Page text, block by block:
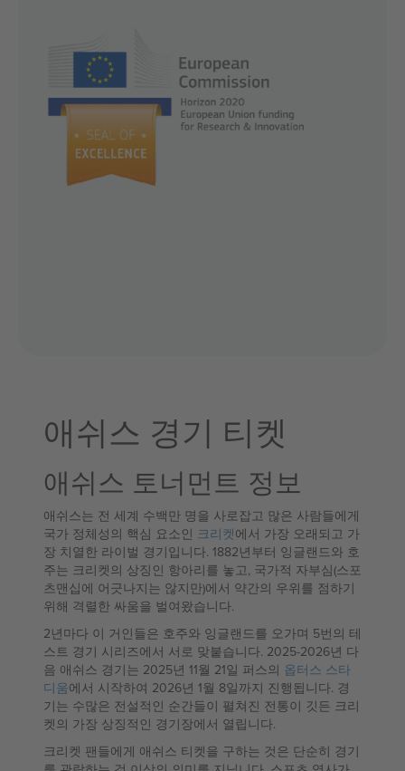
애쉬스 경기 티켓
애쉬스 토너먼트 정보
애쉬스는 전 세계 수백만 명을 사로잡고 많은 사람들에게
국가 정체성의 핵심 요소인 크리켓에서 가장 오래되고 가
장 치열한 라이벌 경기입니다. 1882년부터 잉글랜드와 호
주는 크리켓의 상징인 항아리를 놓고, 국가적 자부심(스포
츠맨십에 어긋나지는 않지만)에서 약간의 우위를 점하기
위해 격렬한 싸움을 벌여왔습니다.
2년마다 이 거인들은 호주와 잉글랜드를 오가며 5번의 테
스트 경기 시리즈에서 서로 맞붙습니다. 2025-2026년 다
음 애쉬스 경기는 2025년 11월 21일 퍼스의 옵터스 스타
디움에서 시작하여 2026년 1월 8일까지 진행됩니다. 경
기는 수많은 전설적인 순간들이 펼쳐진 전통이 깃든 크리
켓의 가장 상징적인 경기장에서 열립니다.
크리켓 팬들에게 애쉬스 티켓을 구하는 것은 단순히 경기